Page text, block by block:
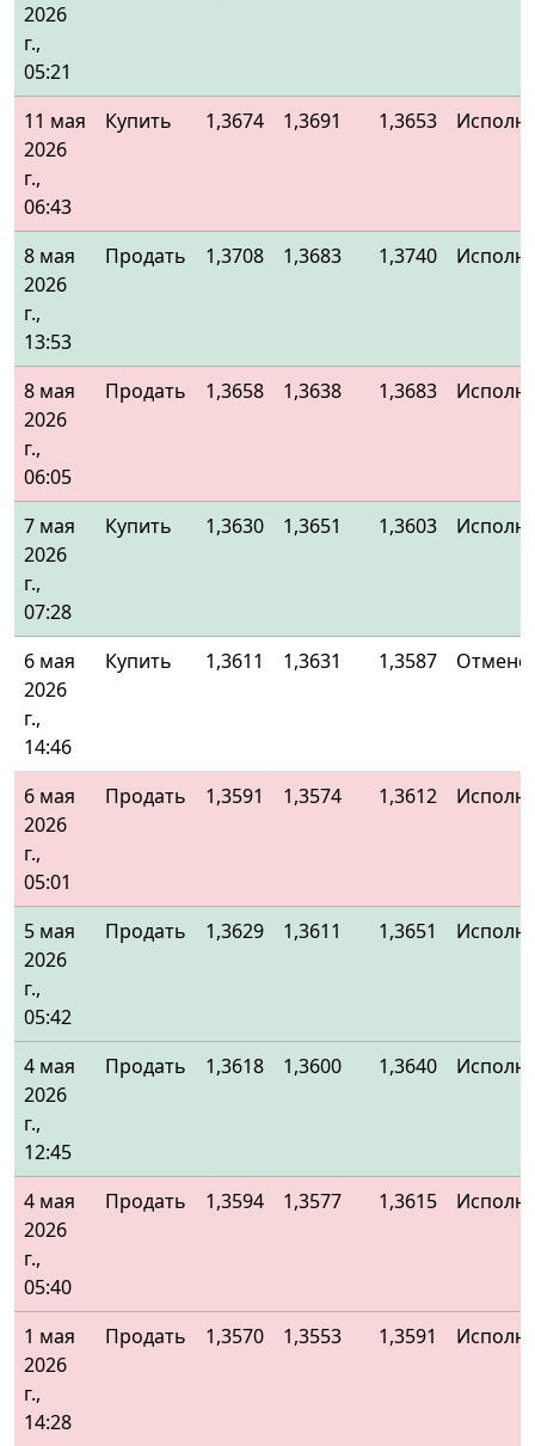
2026
г.,
05:21
11 мая
2026
г.,
06:43
Купить 1,3674 1,3691 1,3653
8 мая
2026
г.,
13:53
Продать 1,3708 1,3683 1,3740
8 мая
2026
г.,
06:05
Продать 1,3658 1,3638 1,3683
7 мая
2026
г.,
07:28
Купить 1,3630 1,3651 1,3603
6 мая
2026
г.,
14:46
Купить 1,3611 1,3631 1,3587
6 мая
2026
г.,
05:01
Продать 1,3591 1,3574 1,3612
5 мая
2026
г.,
05:42
Продать 1,3629 1,3611 1,3651
4 мая
2026
г.,
12:45
Продать 1,3618 1,3600 1,3640
4 мая
2026
г.,
05:40
Продать 1,3594 1,3577 1,3615
1 мая
2026
г.,
14:28
Продать 1,3570 1,3553 1,3591